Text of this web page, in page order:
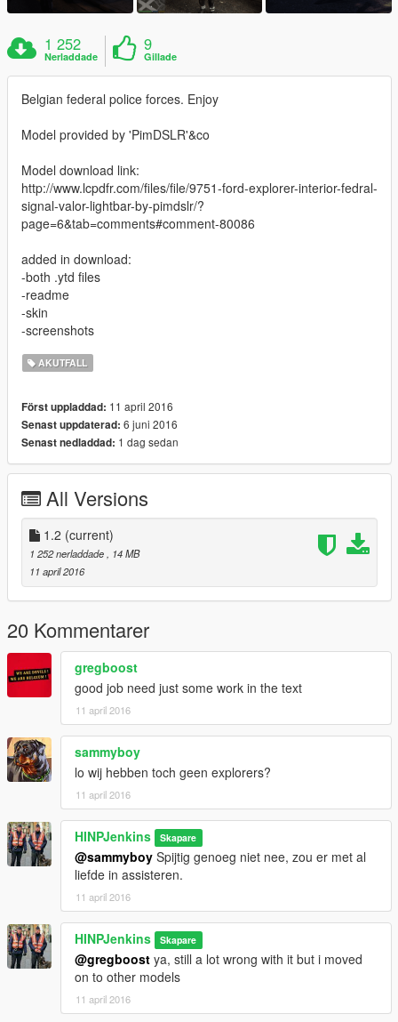
1 252
Nerladdade
9
Gillade
Belgian federal police forces. Enjoy
Model provided by 'PimDSLR'&co
Model download link:
http://www.lcpdfr.com/files/file/9751-ford-explorer-interior-fedral-
signal-valor-lightbar-by-pimdslr/?
page=6&tab=comments#comment-80086
added in download:
-both .ytd files
-readme
-skin
-screenshots
AKUTFALL
Först uppladdad: 11 april 2016
Senast uppdaterad: 6 juni 2016
Senast nedladdad: 1 dag sedan
All Versions
1.2 (current)
1 252 nerladdade
, 14 MB
11 april 2016
20 Kommentarer
gregboost
good job need just some work in the text
11 april 2016
sammyboy
lo wij hebben toch geen explorers?
11 april 2016
HINPJenkins Skapare
@sammyboy Spijtig genoeg niet nee, zou er met al
liefde in assisteren.
11 april 2016
HINPJenkins Skapare
@gregboost ya, still a lot wrong with it but i moved
on to other models
11 april 2016